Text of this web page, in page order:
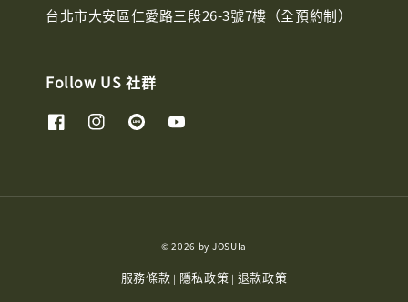
台北市大安區仁愛路三段26-3號7樓（全預約制）
Follow US 社群
© 2026 by JOSUIa
服務條款 | 隱私政策 | 退款政策